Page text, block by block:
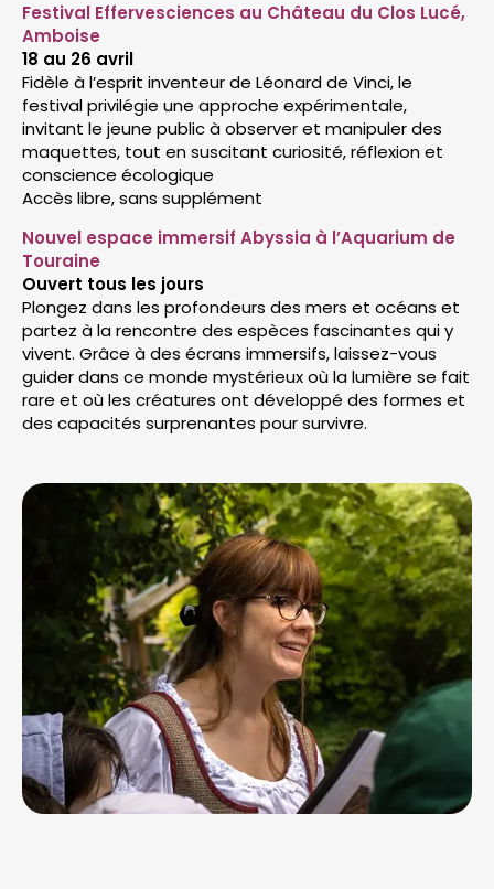
Festival Effervesciences au Château du Clos Lucé,
Amboise
18 au 26 avril
Fidèle à l’esprit inventeur de Léonard de Vinci, le
festival privilégie une approche expérimentale,
invitant le jeune public à observer et manipuler des
maquettes, tout en suscitant curiosité, réflexion et
conscience écologique
Accès libre, sans supplément
Nouvel espace immersif Abyssia à l’Aquarium de
Touraine
Ouvert tous les jours
Plongez dans les profondeurs des mers et océans et
partez à la rencontre des espèces fascinantes qui y
vivent. Grâce à des écrans immersifs, laissez-vous
guider dans ce monde mystérieux où la lumière se fait
rare et où les créatures ont développé des formes et
des capacités surprenantes pour survivre.